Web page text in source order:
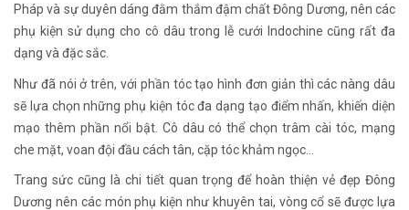
Pháp và sự duyên dáng đằm thắm đậm chất Đông Dương, nên các
phụ kiện sử dụng cho cô dâu trong lễ cưới Indochine cũng rất đa
dạng và đặc sắc.
Như đã nói ở trên, với phần tóc tạo hình đơn giản thì các nàng dâu
sẽ lựa chọn những phụ kiện tóc đa dạng tạo điểm nhấn, khiến diện
mạo thêm phần nổi bật. Cô dâu có thể chọn trâm cài tóc, mạng
che mặt, voan đội đầu cách tân, cặp tóc khảm ngọc…
Trang sức cũng là chi tiết quan trọng để hoàn thiện vẻ đẹp Đông
Dương nên các món phụ kiện như khuyên tai, vòng cổ sẽ được lựa